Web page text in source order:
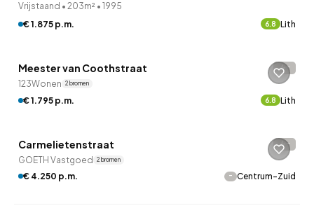
Vrijstaand • 203m² • 1995
€ 1.875 p.m.
6.8 Lith
QUICKLANE™
Meester van Coothstraat -
123Wonen 2 bronnen
€ 1.795 p.m. 6.8 Lith
QUICKLANE™
Carmelietenstraat -
GOETH Vastgoed 2 bronnen
€ 4.250 p.m. - Centrum-Zuid